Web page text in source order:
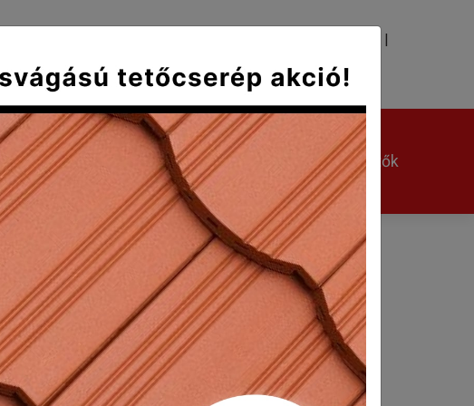
Kerámia kiegészítők Egyéb kiegészítők